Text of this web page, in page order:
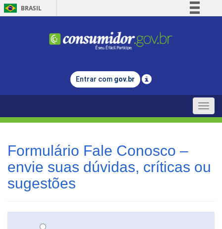
BRASIL
Comunica BR
Legislação
Entrar com gov.br
Toggle
Formulário Fale Conosco –
envie suas dúvidas, críticas ou
sugestões